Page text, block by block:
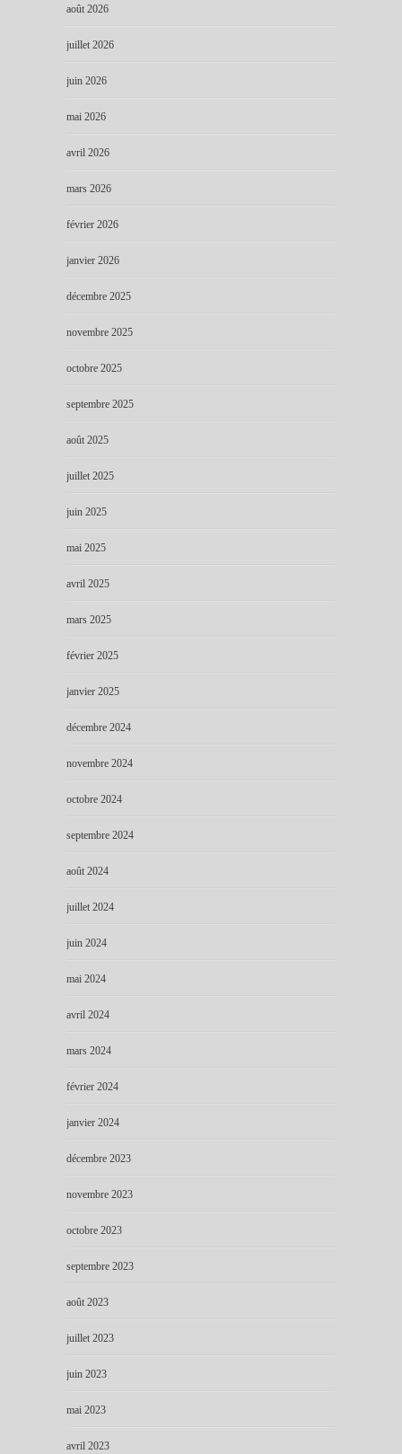
août 2026
juillet 2026
juin 2026
mai 2026
avril 2026
mars 2026
février 2026
janvier 2026
décembre 2025
novembre 2025
octobre 2025
septembre 2025
août 2025
juillet 2025
juin 2025
mai 2025
avril 2025
mars 2025
février 2025
janvier 2025
décembre 2024
novembre 2024
octobre 2024
septembre 2024
août 2024
juillet 2024
juin 2024
mai 2024
avril 2024
mars 2024
février 2024
janvier 2024
décembre 2023
novembre 2023
octobre 2023
septembre 2023
août 2023
juillet 2023
juin 2023
mai 2023
avril 2023